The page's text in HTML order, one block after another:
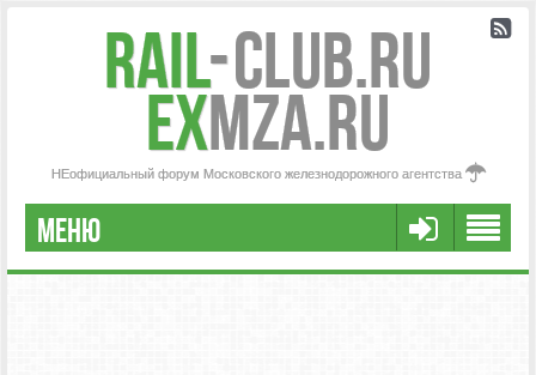
Rail-Club.RU
exMZA.RU
НЕофициальный форум Московского железнодорожного агентства
МЕНЮ
РЕГИСТРАЦИЯ